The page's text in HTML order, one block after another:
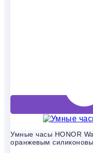
Умные часы HONOR
оранжевым